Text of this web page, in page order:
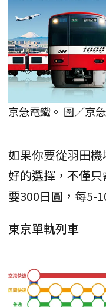
京急電鐵。 圖／京
如果你要從羽田
好的選擇，不僅
要300日圓，每5-
東京單軌列車